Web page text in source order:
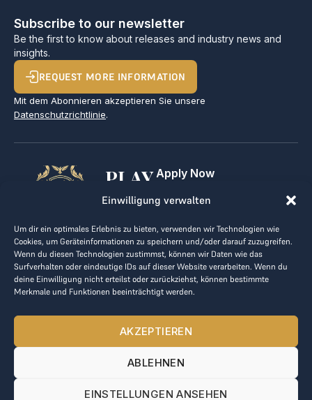
Einwilligung verwalten
Um dir ein optimales Erlebnis zu bieten, verwenden wir Technologien wie
Cookies, um Geräteinformationen zu speichern und/oder darauf zuzugreifen.
Wenn du diesen Technologien zustimmst, können wir Daten wie das
Surfverhalten oder eindeutige IDs auf dieser Website verarbeiten. Wenn du
deine Einwilligung nicht erteilst oder zurückziehst, können bestimmte
Merkmale und Funktionen beeinträchtigt werden.
AKZEPTIEREN
ABLEHNEN
EINSTELLUNGEN ANSEHEN
Subscribe to our newsletter
Be the first to know about releases and industry news and
insights.
REQUEST MORE INFORMATION
Mit dem Abonnieren akzeptieren Sie unsere
Datenschutzrichtlinie.
PLAY
GOLF,
MAKE
BUSINESS
Apply Now
Contact
Terms & Conditions
Data Privacy
kontakt@the-loge.com
Our friendly team is here to help.
Mon-Fri from 8am to 5pm.
© 2025 The LOGE. All rights reserved.